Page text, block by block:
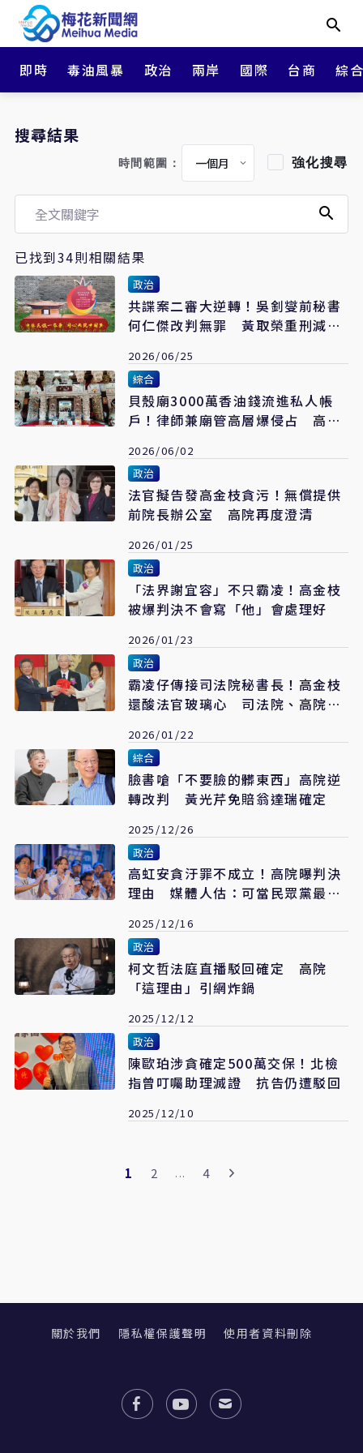
即時 毒油風暴 政治 兩岸 國際 台商 綜
搜尋結果
時間範圍： 強化搜尋
已找到34則相關結果
政治
共諜案二審大逆轉！吳釗燮前秘書
何仁傑改判無罪 黃取榮重刑減為
2026/06/25
綜合
貝殼廟3000萬香油錢流進私人帳
戶！律師兼廟管高層爆侵占 高院
2026/06/02
政治
法官擬告發高金枝貪污！無償提供
前院長辦公室 高院再度澄清
2026/01/25
政治
「法界謝宜容」不只霸凌！高金枝
被爆判決不會寫「他」會處理好
2026/01/23
政治
霸凌仔傳接司法院秘書長！高金枝
還酸法官玻璃心 司法院、高院急
2026/01/22
綜合
臉書嗆「不要臉的髒東西」高院逆
轉改判 黃光芹免賠翁達瑞確定
2025/12/26
政治
高虹安貪汙罪不成立！高院曝判決
理由 媒體人估：可當民眾黨最強
2025/12/16
政治
柯文哲法庭直播駁回確定 高院
「這理由」引網炸鍋
2025/12/12
政治
陳歐珀涉貪確定500萬交保！北檢
指曾叮囑助理滅證 抗告仍遭駁回
2025/12/10
1 2 ... 4
關於我們 隱私權保護聲明 使用者資料刪除